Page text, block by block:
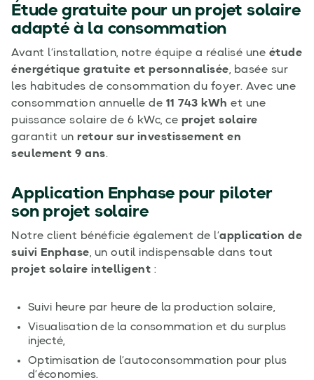
Étude gratuite pour un projet solaire
adapté à la consommation
Avant l’installation, notre équipe a réalisé une étude
énergétique gratuite et personnalisée, basée sur
les habitudes de consommation du foyer. Avec une
consommation annuelle de 11 743 kWh et une
puissance solaire de 6 kWc, ce projet solaire
garantit un retour sur investissement en
seulement 9 ans.
Application Enphase pour piloter
son projet solaire
Notre client bénéficie également de l’application de
suivi Enphase, un outil indispensable dans tout
projet solaire intelligent :
Suivi heure par heure de la production solaire,
Visualisation de la consommation et du surplus
injecté,
Optimisation de l’autoconsommation pour plus
d’économies.